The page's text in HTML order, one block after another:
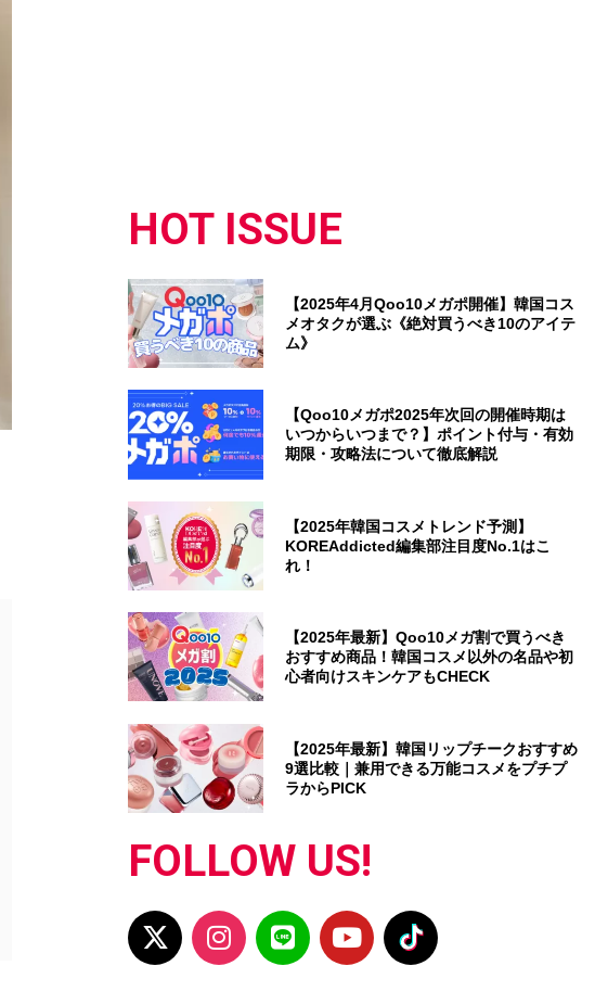
HOT ISSUE
【2025年4月Qoo10メガポ開催】韓国コス
メオタクが選ぶ《絶対買うべき10のアイテ
ム》
【Qoo10メガポ2025年次回の開催時期は
いつからいつまで？】ポイント付与・有効
期限・攻略法について徹底解説
【2025年韓国コスメトレンド予測】
KOREAddicted編集部注目度No.1はこ
れ！
【2025年最新】Qoo10メガ割で買うべき
おすすめ商品！韓国コスメ以外の名品や初
心者向けスキンケアもCHECK
【2025年最新】韓国リップチークおすすめ
9選比較｜兼用できる万能コスメをプチプ
ラからPICK
FOLLOW US!